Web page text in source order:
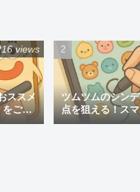
ススメ
をご紹
views
ツムツムのシン
点を狙える！ス
ン